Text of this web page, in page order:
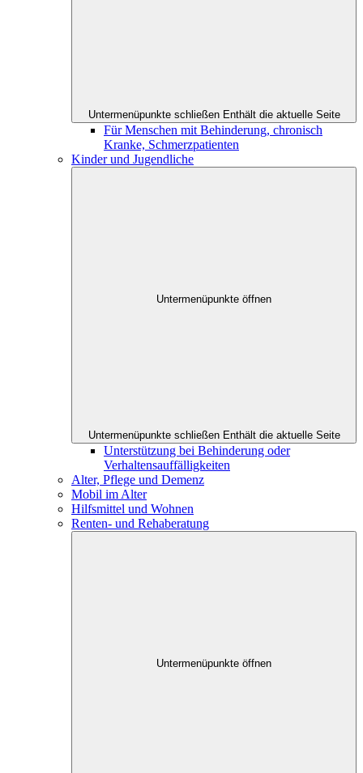
Untermenüpunkte schließen Enthält die aktuelle Seite
Für Menschen mit Behinderung, chronisch
Kranke, Schmerzpatienten
Kinder und Jugendliche
Untermenüpunkte öffnen
Untermenüpunkte schließen Enthält die aktuelle Seite
Unterstützung bei Behinderung oder
Verhaltensauffälligkeiten
Alter, Pflege und Demenz
Mobil im Alter
Hilfsmittel und Wohnen
Renten- und Rehaberatung
Untermenüpunkte öffnen